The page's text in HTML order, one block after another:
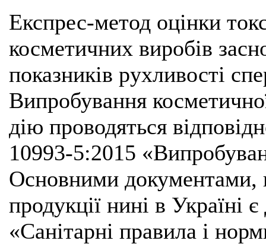
Експрес-метод оцінки
косметичних виробів
показників рухливості
Випробування
дію проводяться
10993-5:2015
Основними документами,
продукції нині в
«Санітарні правила і